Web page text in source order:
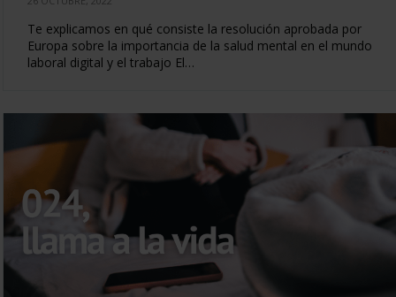
Te explicamos en qué consiste la resolución aprobada por
Europa sobre la importancia de la salud mental en el mundo
laboral digital y el trabajo El…